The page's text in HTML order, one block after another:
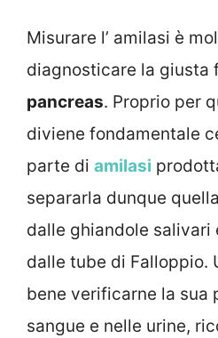
Misurare l’ amilasi è
diagnosticare la giusta
pancreas. Proprio per
diviene fondamentale
parte di amilasi
separarla dunque
dalle ghiandole salivari
dalle tube di Falloppio.
bene verificarne la sua
sangue e nelle urine,